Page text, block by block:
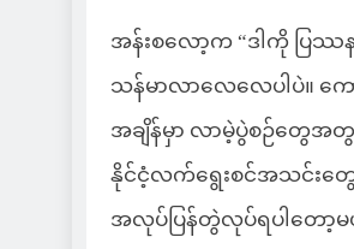
အန်းစလော့က “ဒါကို ပြဿနာ
သန်မာလာလေလေပါပဲ။ က
အချိန်မှာ လာမဲ့ပွဲစဉ်တွေအ
နိုင်ငံ့လက်ရွေးစင်အသင်းတွ
အလုပ်ပြန်တွဲလုပ်ရပါတော့မ